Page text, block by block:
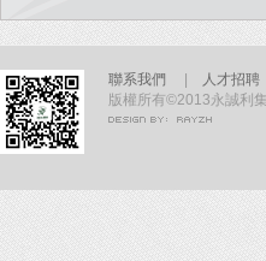
聯系我們 人才招聘
版權所有©2013永誠